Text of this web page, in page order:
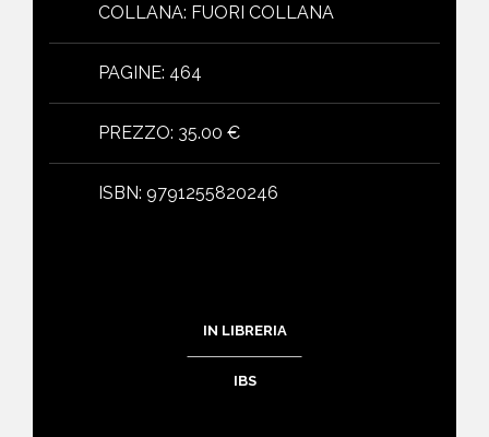
COLLANA: FUORI COLLANA
PAGINE: 464
PREZZO: 35.00 €
ISBN: 9791255820246
IN LIBRERIA
IBS